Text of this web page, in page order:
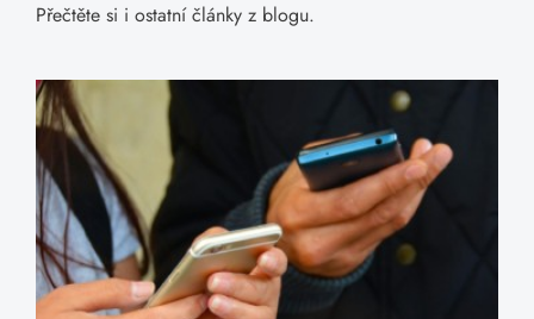
Přečtěte si i ostatní články z blogu.